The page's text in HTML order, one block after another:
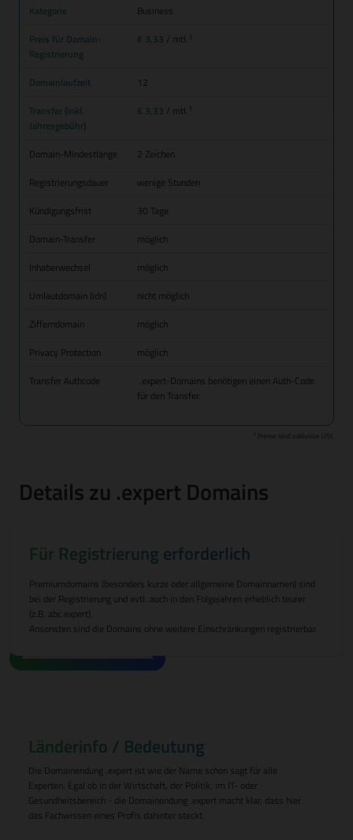
Kategorie
Business
Preis für Domain-
Registrierung
€ 3,33 / mtl.
Domainlaufzeit
12
Transfer (inkl.
Jahresgebühr)
€ 3,33 / mtl.
Domain-Mindestlänge
2 Zeichen
Registrierungsdauer
wenige Stunden
Kündigungsfrist
30 Tage
Domain-Transfer
möglich
Inhaberwechsel
möglich
Umlautdomain (idn)
nicht möglich
Zifferndomain
möglich
Privacy Protection
möglich
Transfer Authcode
.expert-Domains benötigen einen Auth-Code
für den Transfer.
Preise sind exklusive USt.
Details zu .expert Domains
Für Registrierung erforderlich
Premiumdomains (besonders kurze oder allgemeine Domainnamen) sind
bei der Registrierung und evtl. auch in den Folgejahren erheblich teurer
(z.B. abc.expert).
Ansonsten sind die Domains ohne weitere Einschränkungen registrierbar.
Länderinfo / Bedeutung
Die Domainendung .expert ist wie der Name schon sagt für alle
Experten. Egal ob in der Wirtschaft, der Politik, im IT- oder
Gesundheitsbereich - die Domainendung .expert macht klar, dass hier
das Fachwissen eines Profis dahinter steckt.